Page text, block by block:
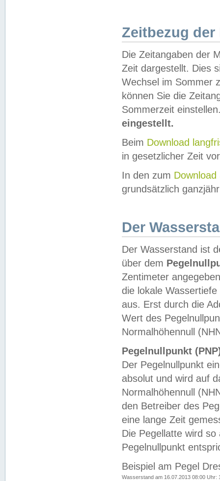
Zeitbezug der
Die Zeitangaben der
Zeit dargestellt. Dies
Wechsel im Sommer
können Sie die
Sommerzeit
eingestellt.
Beim Download
in gesetzlicher Zeit
In den zum Download
grundsätzlich
Der
Der Wasserstand ist
über dem
Zentimeter
die lokale
aus. Erst durch die
Wert des
Normalhöhennull
Pegelnullpunkt
Der Pegelnullpunkt
absolut und wird auf
Normalhöhennull
den Betreiber des
eine lange Zeit
Die Pegellatte wird
Pegelnullpunkt
Beispiel am Pegel
Wasserstand am 16.07.2013 08:00 Uhr: